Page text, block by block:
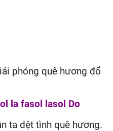
phóng quê hương đổ
la fasol lasol Do
ta dệt tình quê hương.